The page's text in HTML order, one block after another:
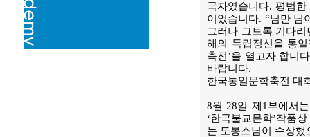
국자였습니다. 평범
이었습니다. “님만 님
그러나 그토록 기다
해의 독립정신을 통
축전’을 열고자 합니
바랍니다.
한국통일문학축전 대
8월 28일 제1부에서
‘한국불교문학’작품
는 도봉스님이 수상